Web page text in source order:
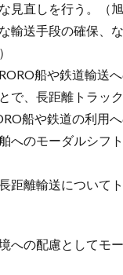
見直しを行う。（旭
輸送手段の確保、
船や鉄道輸送
で、長距離トラッ
船や鉄道の利用
へのモーダルシフ
距離輸送について
への配慮としてモ